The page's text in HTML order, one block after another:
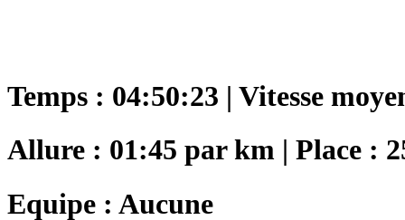
Temps : 04:50:23 | Vitesse
Allure : 01:45 par km | Place :
Equipe : Aucune